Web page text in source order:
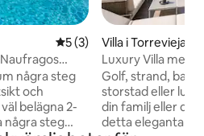
5 av 5 i genomsnittligt
5 (3)
några steg
och
några steg
Villa i Torrevieja
Luxury Villa med
Golf, strand,
storstad eller
din familj eller
detta eleganta ställe